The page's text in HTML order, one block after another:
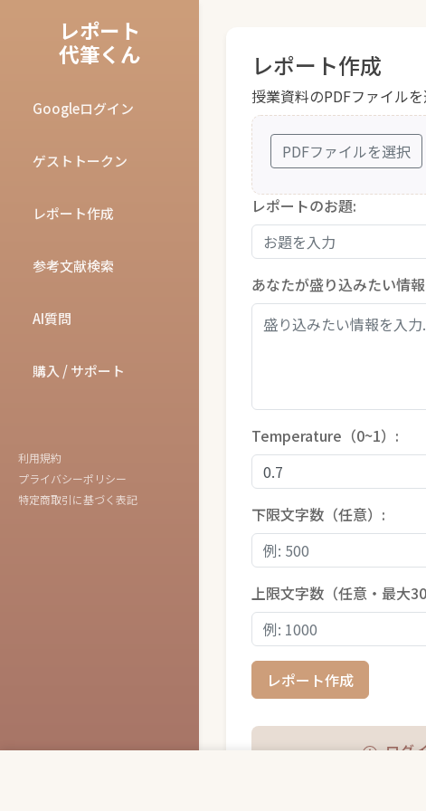
レポート
代筆くん
Googleログイン
ゲストトークン
レポート作成
参考文献検索
AI質問
購入 / サポート
利用規約
プライバシーポリシー
特定商取引に基づく表記
レポート作成
授業資料のPDFファイル
PDFファイルを選択
レポートのお題:
あなたが盛り込みたい情
Temperature（0~1）:
下限文字数（任意）:
上限文字数（任意・最大
レポート作成
ログ